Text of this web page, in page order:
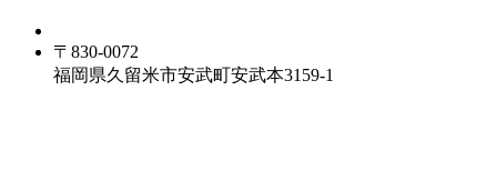
〒830-0072
福岡県久留米市安武町安武本3159-1